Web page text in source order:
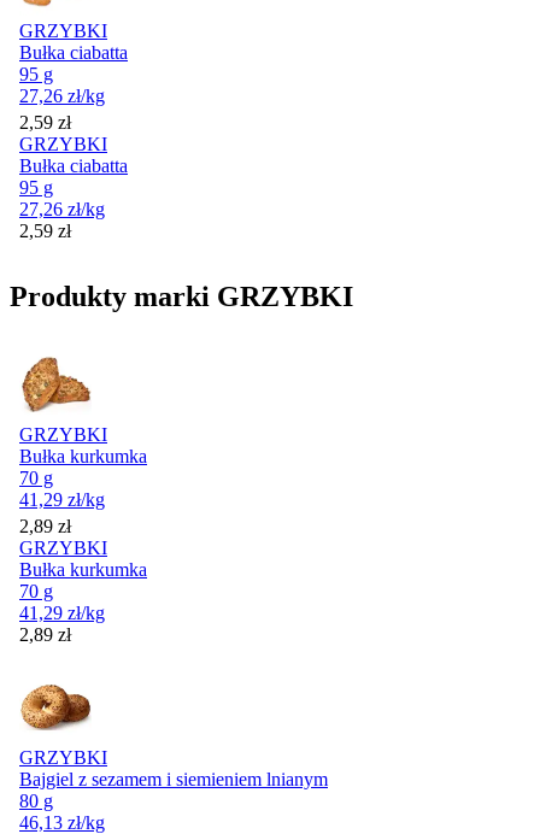
GRZYBKI
Bułka ciabatta
95 g
27,26 zł/kg
Cena
2,59 zł
GRZYBKI
Bułka ciabatta
95 g
27,26 zł/kg
Cena
2,59 zł
Produkty marki GRZYBKI
GRZYBKI
Bułka kurkumka
70 g
41,29 zł/kg
Cena
2,89 zł
GRZYBKI
Bułka kurkumka
70 g
41,29 zł/kg
Cena
2,89 zł
GRZYBKI
Bajgiel z sezamem i siemieniem lnianym
80 g
46,13 zł/kg